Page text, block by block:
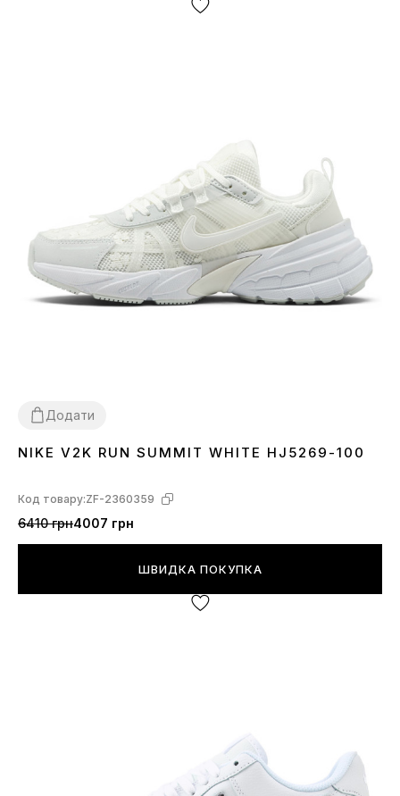
Додати
3637 38394041
NIKE V2K RUN SUMMIT WHITE HJ5269-100
Код товару:ZF-2360359
6410 грн4007 грн
ШВИДКА ПОКУПКА